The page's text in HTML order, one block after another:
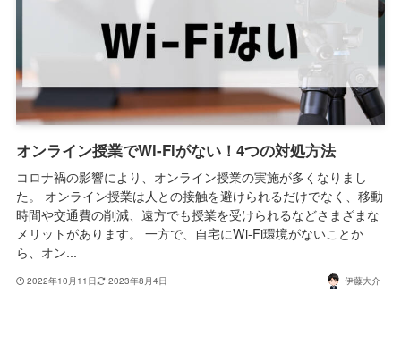
オンライン授業でWi-Fiがない！4つの対処方法
コロナ禍の影響により、オンライン授業の実施が多くなりまし
た。 オンライン授業は人との接触を避けられるだけでなく、移動
時間や交通費の削減、遠方でも授業を受けられるなどさまざまな
メリットがあります。 一方で、自宅にWi-Fi環境がないことか
ら、オン...
2022年10月11日 2023年8月4日 伊藤大介